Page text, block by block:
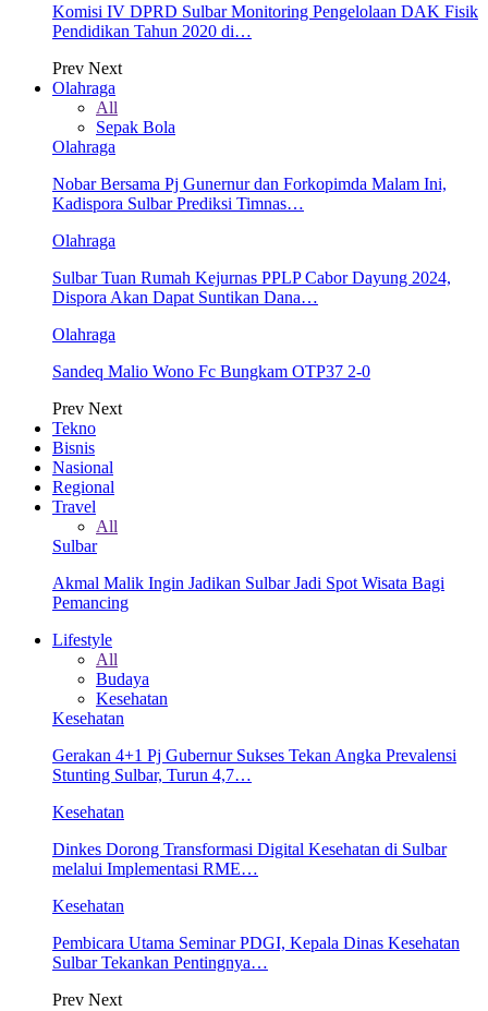
Komisi IV DPRD Sulbar Monitoring Pengelolaan DAK Fisik
Pendidikan Tahun 2020 di…
Prev Next
Olahraga
All
Sepak Bola
Olahraga
Nobar Bersama Pj Gunernur dan Forkopimda Malam Ini,
Kadispora Sulbar Prediksi Timnas…
Olahraga
Sulbar Tuan Rumah Kejurnas PPLP Cabor Dayung 2024,
Dispora Akan Dapat Suntikan Dana…
Olahraga
Sandeq Malio Wono Fc Bungkam OTP37 2-0
Prev Next
Tekno
Bisnis
Nasional
Regional
Travel
All
Sulbar
Akmal Malik Ingin Jadikan Sulbar Jadi Spot Wisata Bagi
Pemancing
Lifestyle
All
Budaya
Kesehatan
Kesehatan
Gerakan 4+1 Pj Gubernur Sukses Tekan Angka Prevalensi
Stunting Sulbar, Turun 4,7…
Kesehatan
Dinkes Dorong Transformasi Digital Kesehatan di Sulbar
melalui Implementasi RME…
Kesehatan
Pembicara Utama Seminar PDGI, Kepala Dinas Kesehatan
Sulbar Tekankan Pentingnya…
Prev Next